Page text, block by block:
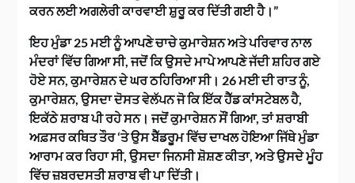
ਕਰਨ ਲਈ ਅਗਲੇਰੀ ਕਾਰਵਾਈ ਸ਼ੁਰੂ ਕਰ ਦਿੱਤੀ ਗਈ ਹੈ।”
ਇਹ ਮੁੰਡਾ 25 ਮਈ ਨੂੰ ਆਪਣੇ ਚਾਚੇ ਕੁਮਾਰੇਸ਼ਨ ਅਤੇ ਪਰਿਵਾਰ ਨਾਲ
ਮੰਦਰਾਂ ਵਿੱਚ ਗਿਆ ਸੀ, ਜਦੋਂ ਕਿ ਉਸਦੇ ਮਾਪੇ ਆਪਣੇ ਜੱਦੀ ਸ਼ਹਿਰ ਗਏ
ਹੋਏ ਸਨ, ਕੁਮਾਰੇਸ਼ਨ ਦੇ ਘਰ ਠਹਿਰਿਆ ਸੀ। 26 ਮਈ ਦੀ ਰਾਤ ਨੂੰ,
ਕੁਮਾਰੇਸ਼ਨ, ਉਸਦਾ ਦੋਸਤ ਵੇਲੱਪਨ ਜੋ ਕਿ ਇੱਕ ਹੈੱਡ ਕਾਂਸਟੇਬਲ ਹੈ,
ਇਕੱਠੇ ਸ਼ਰਾਬ ਪੀ ਰਹੇ ਸਨ। ਜਦੋਂ ਕੁਮਾਰੇਸ਼ਨ ਸੌਂ ਗਿਆ, ਤਾਂ ਸ਼ਰਾਬੀ
ਅਫ਼ਸਰ ਕਥਿਤ ਤੌਰ ‘ਤੇ ਉਸ ਬੈੱਡਰੂਮ ਵਿੱਚ ਦਾਖਲ ਹੋਇਆ ਜਿੱਥੇ ਮੁੰਡਾ
ਆਰਾਮ ਕਰ ਰਿਹਾ ਸੀ, ਉਸਦਾ ਜਿਨਸੀ ਸ਼ੋਸ਼ਣ ਕੀਤਾ, ਅਤੇ ਉਸਦੇ ਮੂੰਹ
ਵਿੱਚ ਜ਼ਬਰਦਸਤੀ ਸ਼ਰਾਬ ਵੀ ਪਾ ਦਿੱਤੀ।